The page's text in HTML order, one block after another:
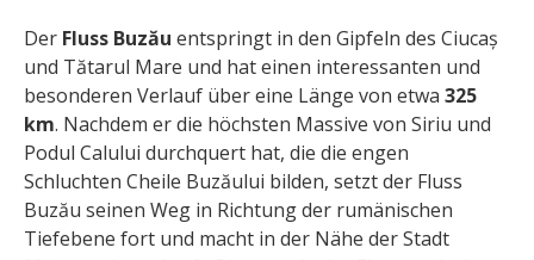
Der Fluss Buzău entspringt in den Gipfeln des Ciucaș
und Tătarul Mare und hat einen interessanten und
besonderen Verlauf über eine Länge von etwa 325
km. Nachdem er die höchsten Massive von Siriu und
Podul Calului durchquert hat, die die engen
Schluchten Cheile Buzăului bilden, setzt der Fluss
Buzău seinen Weg in Richtung der rumänischen
Tiefebene fort und macht in der Nähe der Stadt